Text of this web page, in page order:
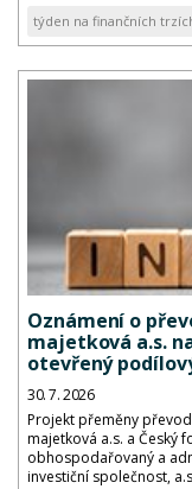
týden na finančních
Oznámení o
majetková a.s.
otevřený
30. 7. 2026
Projekt přeměny
majetková a.s. a Český
obhospodařovaný a
investiční společnost,